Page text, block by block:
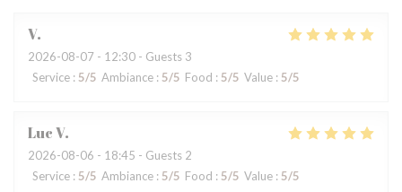
V
2026-08-07 - 12:30 - Guests 3
Service : 5/5 Ambiance : 5/5 Food : 5/5 Value : 5/5
LucV
2026-08-06 - 18:45 - Guests 2
Service : 5/5 Ambiance : 5/5 Food : 5/5 Value : 5/5